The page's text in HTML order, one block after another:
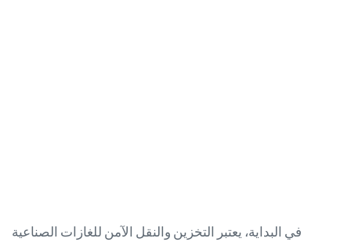
في البداية، يعتبر التخزين والنقل الآمن للغازات الصناعية